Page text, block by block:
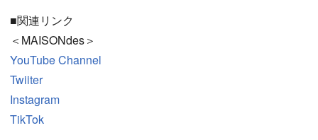
■関連リンク
＜MAISONdes＞
YouTube Channel
Twiiter
Instagram
TikTok